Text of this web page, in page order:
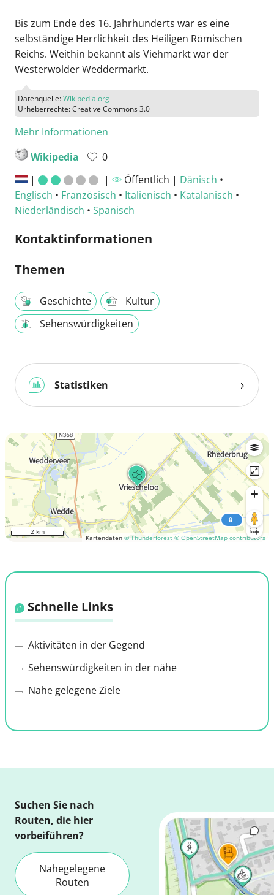
Bis zum Ende des 16. Jahrhunderts war es eine
selbständige Herrlichkeit des Heiligen Römischen
Reichs. Weithin bekannt als Viehmarkt war der
Westerwolder Weddermarkt.
Datenquelle:Wikipedia.org
Urheberrechte: Creative Commons 3.0
Mehr Informationen
Wikipedia
0
|
| Öffentlich | Dänisch •
Englisch • Französisch • Italienisch • Katalanisch •
Niederländisch • Spanisch
Kontaktinformationen
Themen
Geschichte
Kultur
Sehenswürdigkeiten
Statistiken
Kartendaten © Thunderforest © OpenStreetMap contributors
2 km
Schnelle Links
Aktivitäten in der Gegend
Sehenswürdigkeiten in der nähe
Nahe gelegene Ziele
Suchen Sie nach
Routen, die hier
vorbeiführen?
Nahegelegene
Routen